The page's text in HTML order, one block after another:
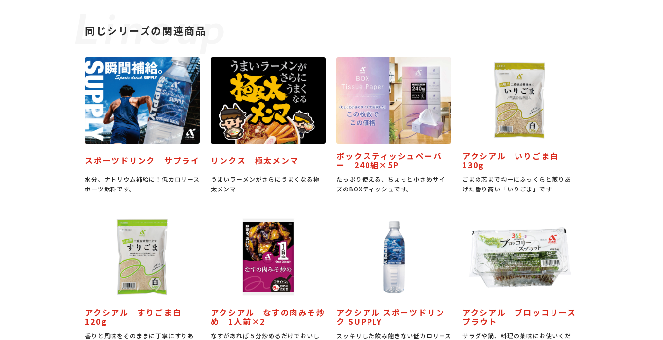
同じシリーズの関連商品
スポーツドリンク サプライ
水分、ナトリウム補給に！低カロリース
ポーツ飲料です。
リンクス 極太メンマ
うまいラーメンがさらにうまくなる極
太メンマ
ボックスティッシュペーパ
ー 240組×5P
たっぷり使える、ちょっと小さめサイ
ズのBOXティッシュです。
アクシアル いりごま白
130g
ごまの芯まで均一にふっくらと煎りあ
げた香り高い「いりごま」です
アクシアル すりごま白
120g
香りと風味をそのままに丁寧にすりあ
アクシアル なすの肉みそ炒
め 1人前×2
なすがあれば５分炒めるだけでおいし
アクシアル スポーツドリン
ク SUPPLY
スッキリした飲み飽きない低カロリース
アクシアル ブロッコリース
プラウト
サラダや鍋、料理の薬味にお使いくだ